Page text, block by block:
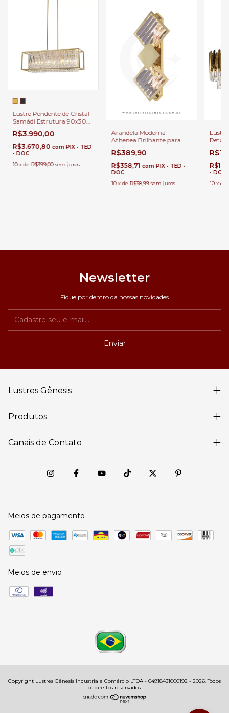
Lustre Pendente de Cristal
Samádi Estrutura 90x30
Dourada Para Sala de
Jantar.
R$3.990,00
R$3.670,80 com PIX • TED
• DOC
10 xde R$399,00 sem juros
Arandela Moderna
Athenea Brilhante para
Quarto, Cabeceira de
Cama, Lavabo e Quarto
Infantil
R$389,90
R$358,71 com PIX • TED •
DOC
10 xde R$38,99 sem juros
Lux
• DOC
10 x de
Newsletter
Fique por dentro da nossas novidades
Lustres Gênesis
Produtos
Canais de Contato
Meios de pagamento
Meios de envio
Copyright Lustres Gênesis Industria e Comércio LTDA - 04918431000192 - 2026. Todos
os direitos reservados.